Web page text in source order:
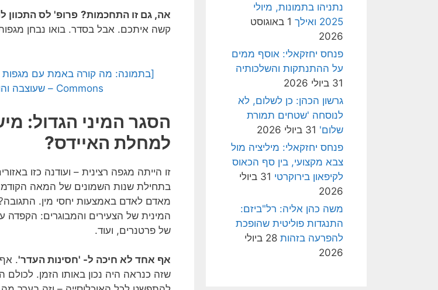
אה, גם זו התחכמות? פרופ' לס התכוון
קשה איתכם. אבל בסדר. בואו נבחן מגפות
Commons – שעוצבה והועלתה על ידי _freakwave_ לאתר Pixabay]
למחלת האיידס?
זו הייתה מגפה רצינית – ועודנה כזו
בתחילת שנות השמונים של המאה
מאדם לאדם באמצעות יחסי מין.
המינית של הצעירים והמבוגרים:
של פרטנרים, ועוד.
אף אחד לא חיכה ל- 'חסינות העדר'.
שזה כנראה היה נכון באותו הזמן.
נתניהו בתמונות, מיולי
2025 ואילך
1 באוגוסט
2026
פנחס יחזקאלי: אוסף ממים
על ההתנתקות והשלכותיה
31 ביולי 2026
גרשון הכהן: כן לשלום, לא
לנוסחה 'שטחים תמורת
שלום' 31 ביולי 2026
פנחס יחזקאלי: מיליציה מול
צבא מקצועי, בין סף הכאוס
לקיפאון בירוקרטי
31 ביולי
2026
משה כהן אליה: רל"ביזם:
התנגדות פוליטית שהופכת
להפרעה בזהות
28 ביולי
2026